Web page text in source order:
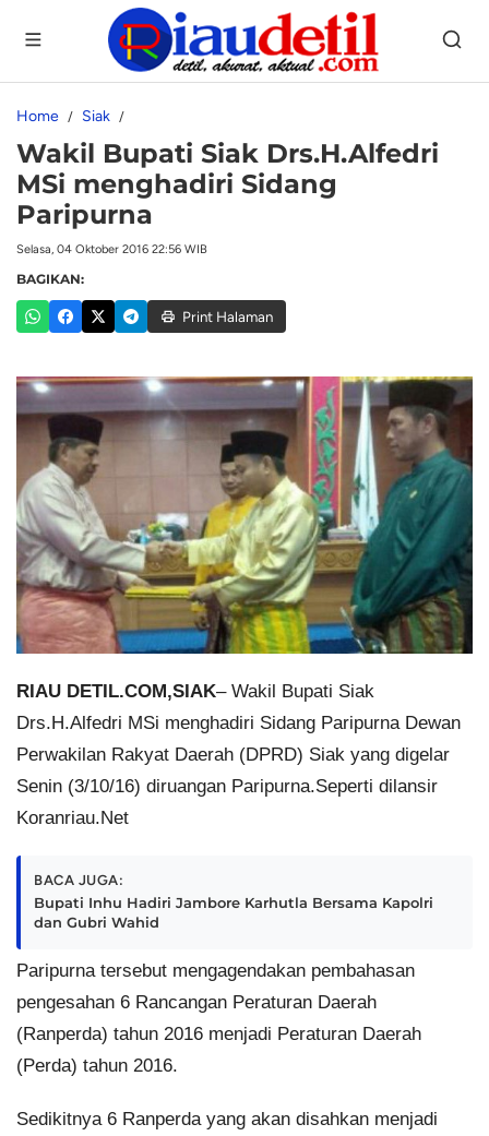
Home Siak
Wakil Bupati Siak Drs.H.Alfedri
MSi menghadiri Sidang
Paripurna
Selasa, 04 Oktober 2016 22:56 WIB
BAGIKAN:
Print Halaman
RIAU DETIL.COM,SIAK–Wakil Bupati Siak
Drs.H.Alfedri MSi menghadiri Sidang Paripurna Dewan
Perwakilan Rakyat Daerah (DPRD) Siak yang digelar
Senin (3/10/16) diruangan Paripurna.Seperti dilansir
Koranriau.Net
BACA JUGA:
Bupati Inhu Hadiri Jambore Karhutla Bersama Kapolri
dan Gubri Wahid
Paripurna tersebut mengagendakan pembahasan
pengesahan 6 Rancangan Peraturan Daerah
(Ranperda) tahun 2016 menjadi Peraturan Daerah
(Perda) tahun 2016.
Sedikitnya 6 Ranperda yang akan disahkan menjadi